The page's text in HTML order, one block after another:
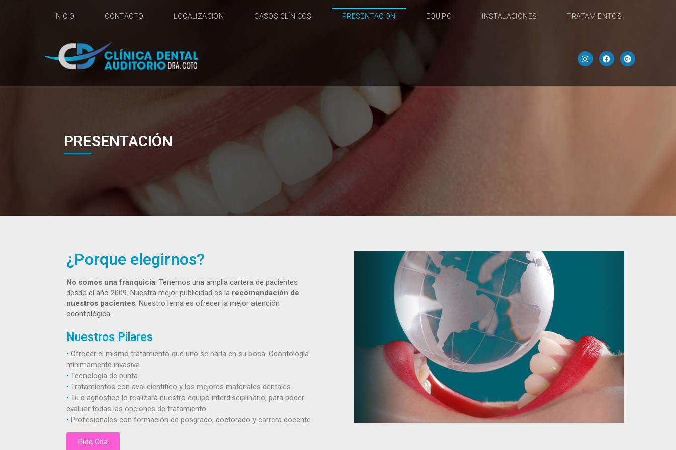
INICIO CONTACTO LOCALIZACIÓN CASOS CLÍNICOS PRESENTACIÓN EQUIPO INSTALACIONES TRATAMIENTOS
PRESENTACIÓN
¿Porque elegirnos?
No somos una franquicia. Tenemos una amplia cartera de pacientes
desde el año 2009. Nuestra mejor publicidad es la recomendación de
nuestros pacientes. Nuestro lema es ofrecer la mejor atención
odontológica.
Nuestros Pilares
• Ofrecer el mismo tratamiento que uno se haría en su boca. Odontología
mínimamente invasiva
• Tecnología de punta
• Tratamientos con aval científico y los mejores materiales dentales
• Tu diagnóstico lo realizará nuestro equipo interdisciplinario, para poder
evaluar todas las opciones de tratamiento
• Profesionales con formación de posgrado, doctorado y carrera docente
Pide Cita